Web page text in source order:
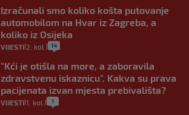
Izračunali smo koliko košta putovanje
automobilom na Hvar iz Zagreba, a
koliko iz Osijeka
VIJESTI 2. kol. 14
"Kći je otišla na more, a zaboravila
zdravstvenu iskaznicu". Kakva su prava
pacijenata izvan mjesta prebivališta?
VIJESTI 1. kol. 1